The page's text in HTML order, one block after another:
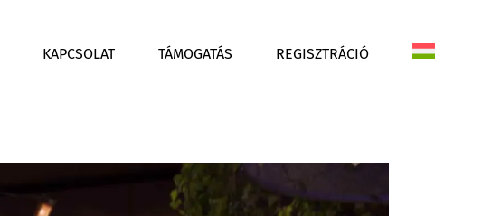
KAPCSOLAT TÁMOGATÁS REGISZTRÁCIÓ